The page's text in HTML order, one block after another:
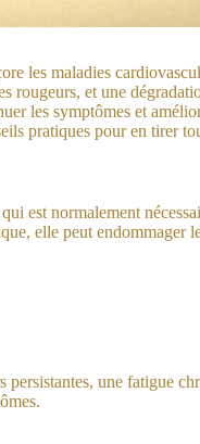
les maladies
rougeurs, et une
les symptômes et
pratiques pour en tirer
est normalement
elle peut
une fatigue